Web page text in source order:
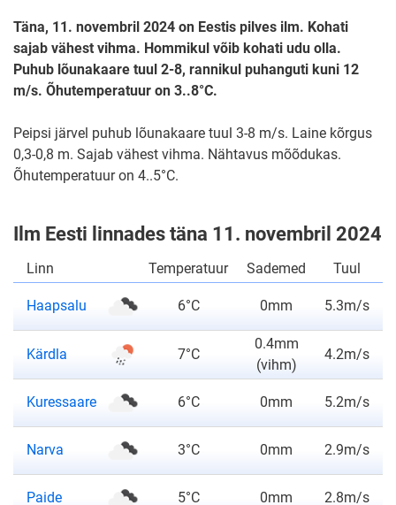
Täna, 11. novembril 2024 on Eestis pilves ilm. Kohati
sajab vähest vihma. Hommikul võib kohati udu olla.
Puhub lõunakaare tuul 2-8, rannikul puhanguti kuni 12
m/s. Õhutemperatuur on 3..8°C.
Peipsi järvel puhub lõunakaare tuul 3-8 m/s. Laine kõrgus
0,3-0,8 m. Sajab vähest vihma. Nähtavus mõõdukas.
Õhutemperatuur on 4..5°C.
Ilm Eesti linnades täna 11. novembril 2024
Linn Temperatuur Sademed Tuul
Haapsalu ilmateade 6°C 0mm 5.3m/s
Kärdla ilmateade 7°C
0.4mm
(vihm)
4.2m/s
Kuressaareilmateade 6°C 0mm 5.2m/s
Narva ilmateade 3°C 0mm 2.9m/s
Paideilmateade 5°C 0mm 2.8m/s